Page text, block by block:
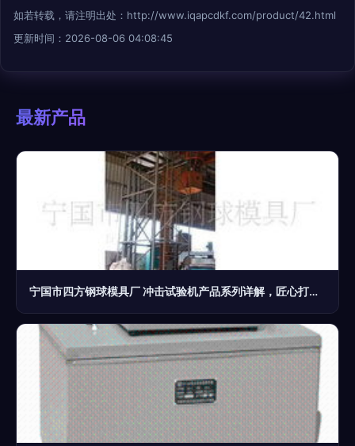
如若转载，请注明出处：http://www.iqapcdkf.com/product/42.html
更新时间：2026-08-06 04:08:45
最新产品
宁国市四方钢球模具厂 冲击试验机产品系列详解，匠心打造检测利器